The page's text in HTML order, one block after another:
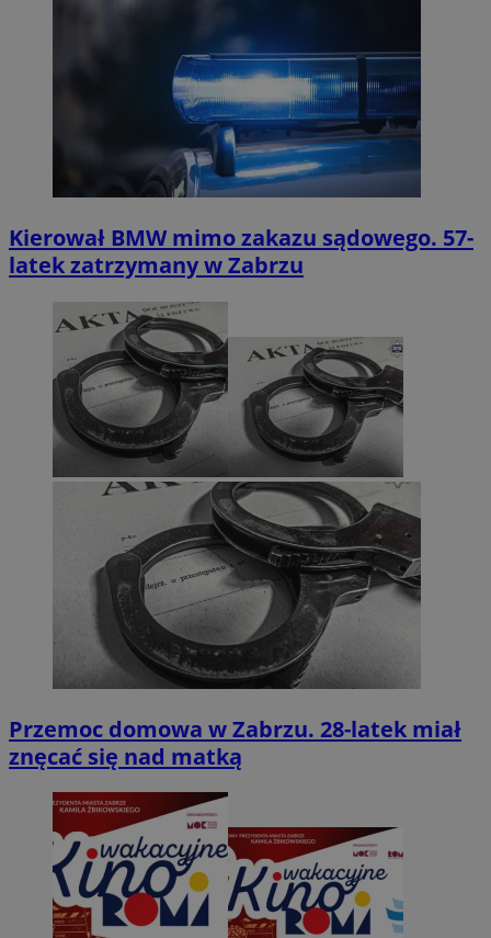
Kierował BMW mimo zakazu sądowego. 57-
latek zatrzymany w Zabrzu
Przemoc domowa w Zabrzu. 28-latek miał
znęcać się nad matką